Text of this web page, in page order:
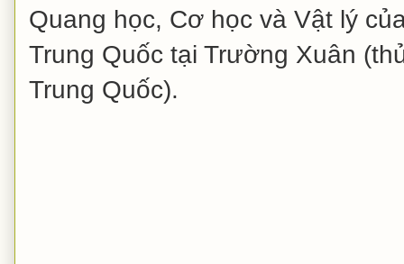
Quang học, Cơ học và Vật lý
Trung Quốc tại Trường Xuân
Trung Quốc).